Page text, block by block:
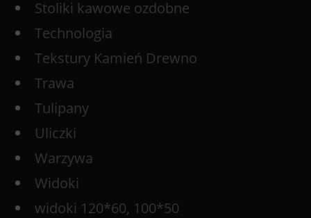
Stoliki kawowe ozdobne
Technologia
Tekstury Kamień Drewno
Trawa
Tulipany
Uliczki
Warzywa
Widoki
widoki 120*60, 100*50